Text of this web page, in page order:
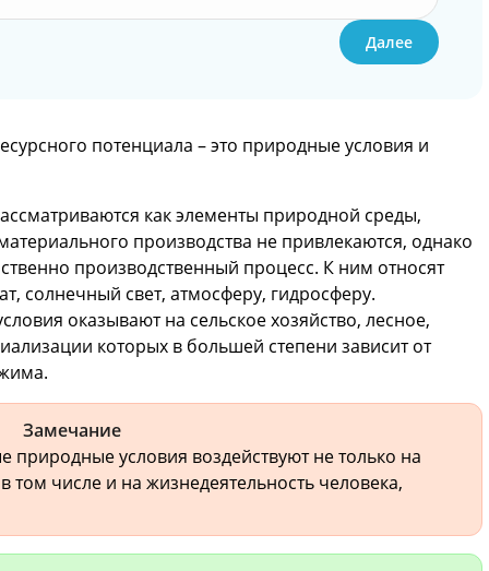
Далее
потенциала – это природные условия и
как элементы природной среды,
производства не привлекаются, однако
производственный процесс. К ним относят
солнечный свет, атмосферу, гидросферу.
оказывают на сельское хозяйство, лесное,
которых в большей степени зависит от
Замечание
природные условия воздействуют не только на
том числе и на жизнедеятельность человека,